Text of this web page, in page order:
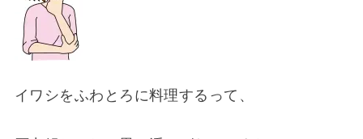
イワシをふわとろに料理するって、